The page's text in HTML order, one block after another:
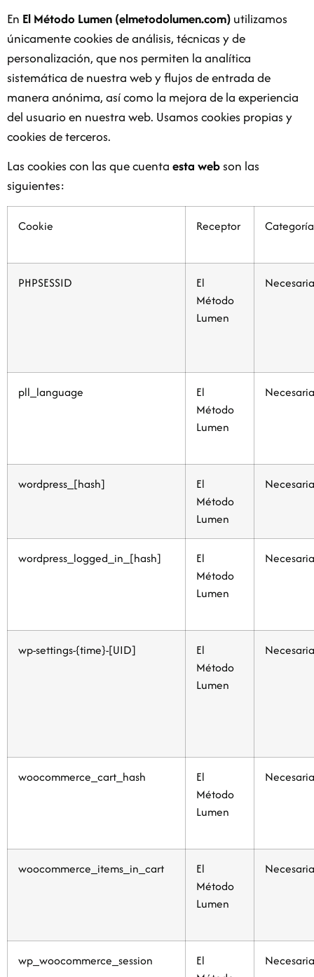
En El Método Lumen (elmetodolumen.com)utilizamos
únicamente cookies de análisis, técnicas y de
personalización, que nos permiten la analítica
sistemática de nuestra web y flujos de entrada de
manera anónima, así como la mejora de la experiencia
del usuario en nuestra web. Usamos cookies propias y
cookies de terceros.
Las cookies con las que cuenta esta webson las
siguientes:
Cookie Receptor Categoría
PHPSESSID
El
Método
Lumen
pll_language
El
Método
Lumen
wordpress_[hash]
El
Método
Lumen
wordpress_logged_in_[hash]
El
Método
Lumen
wp-settings-{time}-[UID]
El
Método
Lumen
woocommerce_cart_hash
El
Método
Lumen
woocommerce_items_in_cart
El
Método
Lumen
wp_woocommerce_session
El